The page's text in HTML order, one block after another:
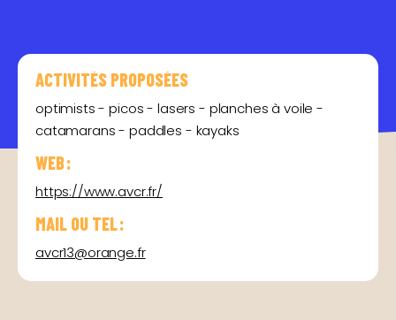
ACTIVITÉS PROPOSÉES
optimists - picos - lasers - planches à voile -
catamarans - paddles - kayaks
WEB :
https://www.avcr.fr/
MAIL OU TEL :
avcr13@orange.fr